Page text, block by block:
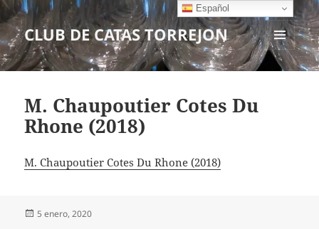
CLUB DE CATAS TORREJON
MENÚ
Y
M. Chaupoutier Cotes Du
Rhone (2018)
M. Chaupoutier Cotes Du Rhone (2018)
Publicado
5 enero, 2020
Español